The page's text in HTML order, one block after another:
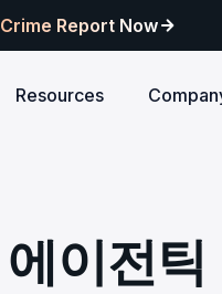
Report Now
Trace.ai
New
Trace stolen crypto with AI-
attacks at
reputation.
Resources
partners shaping the
security landscape.
이전틱